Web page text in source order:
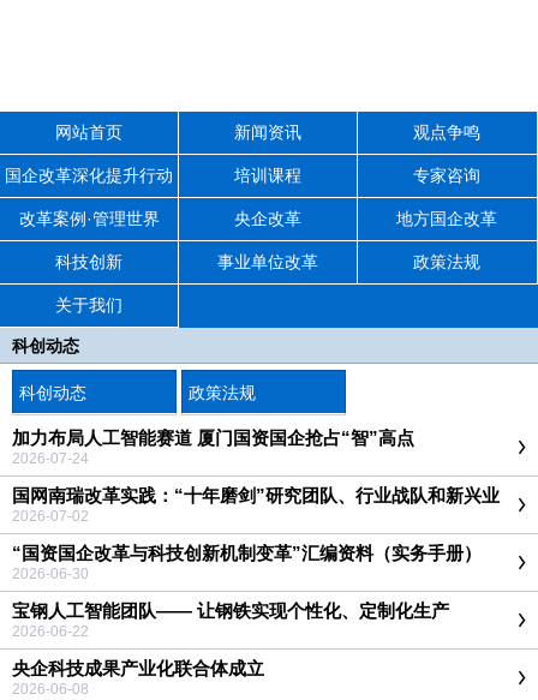
网站首页 新闻资讯 观点争鸣
国企改革深化提升行动 培训课程 专家咨询
改革案例·管理世界 央企改革 地方国企改革
科技创新 事业单位改革 政策法规
关于我们
科创动态
科创动态 政策法规
加力布局人工智能赛道 厦门国资国企抢占“智”高点
2026-07-24
国网南瑞改革实践：“十年磨剑”研究团队、行业战队和新兴业
务特遣队
2026-07-02
“国资国企改革与科技创新机制变革”汇编资料（实务手册）
2026-06-30
宝钢人工智能团队—— 让钢铁实现个性化、定制化生产
2026-06-22
央企科技成果产业化联合体成立
2026-06-08